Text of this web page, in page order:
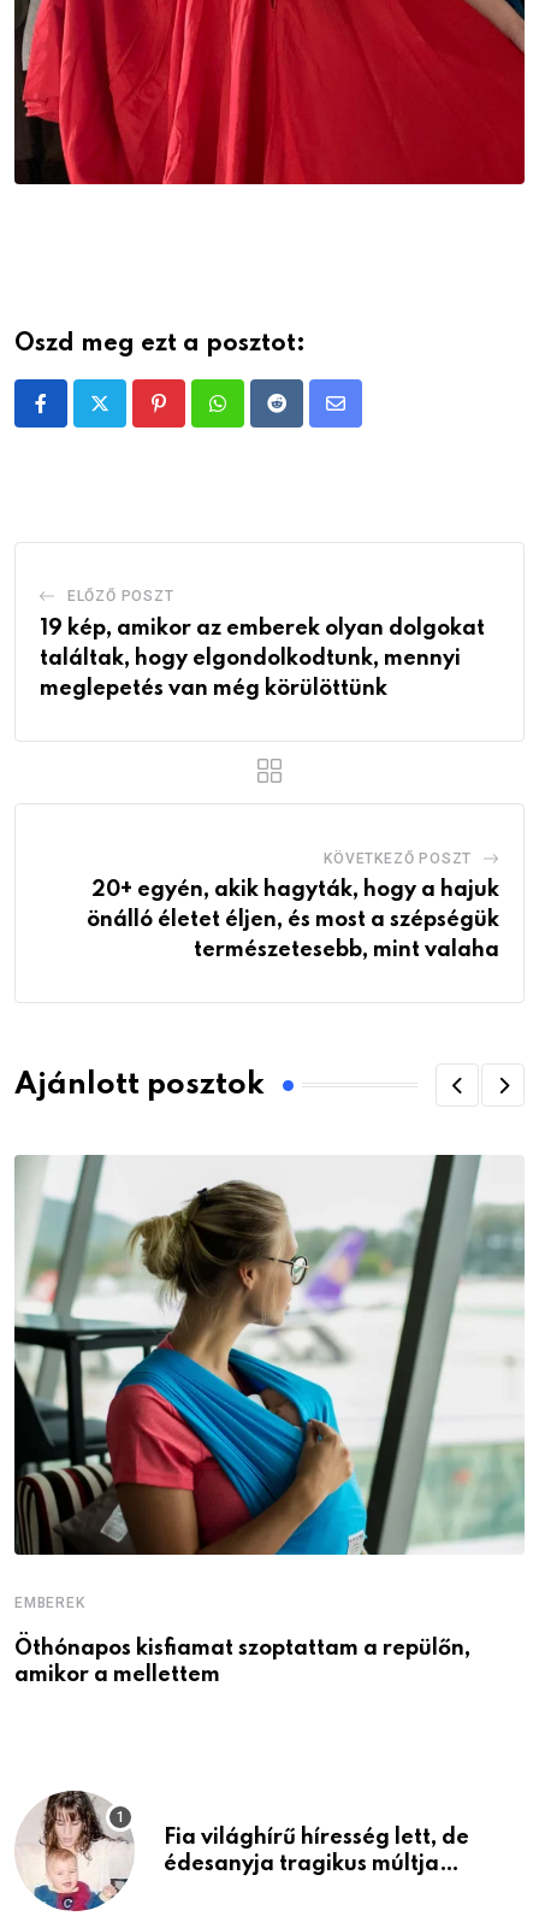
Oszd meg ezt a posztot:
PinterestWhatsappRedditShare
ELŐZŐ POSZT
19 kép, amikor az emberek olyan dolgokat
találtak, hogy elgondolkodtunk, mennyi
meglepetés van még körülöttünk
KÖVETKEZŐ POSZT
20+ egyén, akik hagyták, hogy a hajuk
önálló életet éljen, és most a szépségük
természetesebb, mint valaha
Ajánlott posztok
EMBEREK
Öthónapos kisfiamat szoptattam a repülőn,
amikor a mellettem
Fia világhírű híresség lett, de
édesanyja tragikus múltja